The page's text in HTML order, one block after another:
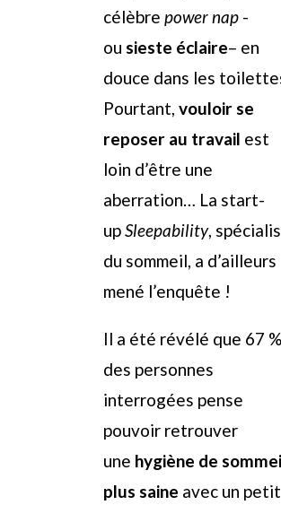
célèbre power nap -
ou sieste éclaire– en
douce dans les
Pourtant, vouloir se
reposer au travail est
loin d’être une
aberration… La start-
upSleepability,
du sommeil, a d’ailleurs
mené l’enquête !
Il a été révélé que 67 %
des personnes
interrogées pense
pouvoir retrouver
une hygiène de
plus saine avec un petit